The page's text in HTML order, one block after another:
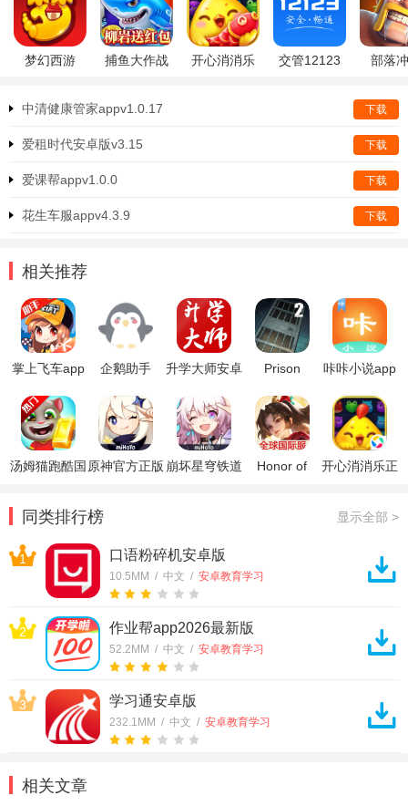
梦幻西游 捕鱼大作战 开心消消乐 交管12123 部落
中清健康管家appv1.0.17 下载
爱租时代安卓版v3.15 下载
爱课帮appv1.0.0 下载
花生车服appv4.3.9 下载
相关推荐
掌上飞车app 企鹅助手
升学大师安卓
Prison
游
咔咔小说app
汤姆猫跑酷国 原神官方正版 崩坏星穹铁道
Honor of
开心消消乐正
同类排行榜 显示全部 >
1 口语粉碎机安卓版
10.5MM / 中文 / 安卓教育学习
2 作业帮app2026最新版
52.2MM / 中文 / 安卓教育学习
3 学习通安卓版
232.1MM / 中文 / 安卓教育学习
相关文章